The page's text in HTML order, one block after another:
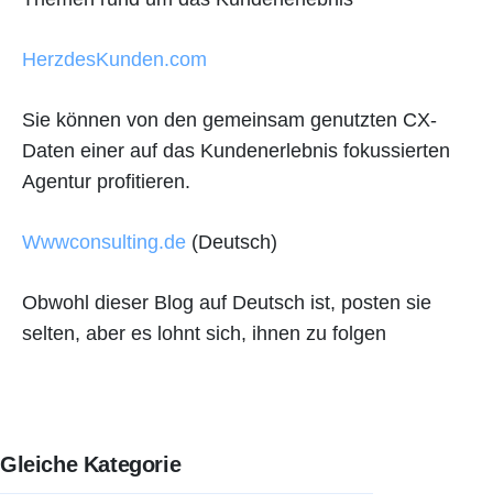
HerzdesKunden.com
Sie können von den gemeinsam genutzten CX-
Daten einer auf das Kundenerlebnis fokussierten
Agentur profitieren.
Wwwconsulting.de (Deutsch)
Obwohl dieser Blog auf Deutsch ist, posten sie
selten, aber es lohnt sich, ihnen zu folgen
Gleiche Kategorie